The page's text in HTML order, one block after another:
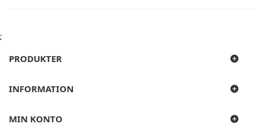
;
PRODUKTER
INFORMATION
MIN KONTO